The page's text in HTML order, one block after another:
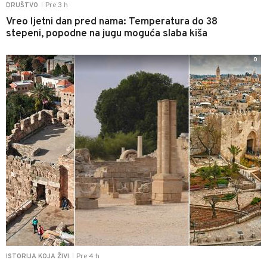
DRUŠTVO Pre 3 h
Vreo ljetni dan pred nama: Temperatura do 38
stepeni, popodne na jugu moguća slaba kiša
ISTORIJA KOJA ŽIVI Pre 4 h
0